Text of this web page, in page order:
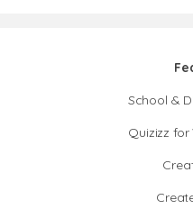
School &
Quizizz